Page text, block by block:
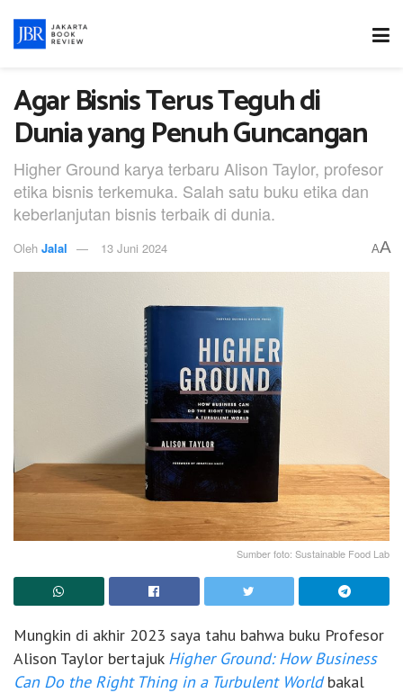
Agar Bisnis Terus Teguh di
Dunia yang Penuh Guncangan
Higher Ground karya terbaru Alison Taylor, profesor
etika bisnis terkemuka. Salah satu buku etika dan
keberlanjutan bisnis terbaik di dunia.
Oleh Jalal 13 Juni 2024 AA
Sumber foto: Sustainable Food Lab
Mungkin di akhir 2023 saya tahu bahwa buku Profesor
Alison Taylor bertajuk Higher Ground: How Business
Can Do the Right Thing in a Turbulent Worldbakal